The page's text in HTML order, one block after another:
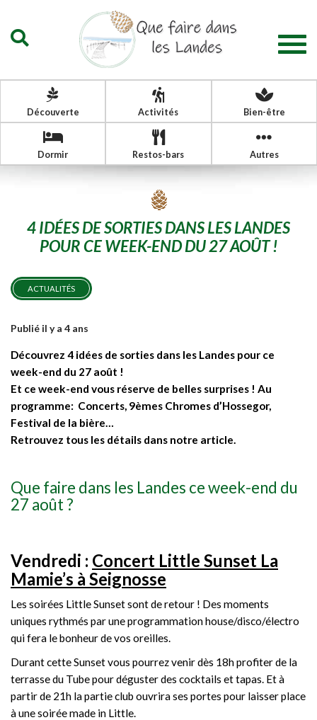
Découverte Activités Bien-être
Dormir Restos-bars Autres
4 IDÉES DE SORTIES DANS LES LANDES
POUR CE WEEK-END DU 27 AOÛT !
ACTUALITÉS
Publié il y a 4 ans
Découvrez 4 idées de sorties dans les Landes pour ce
week-end du 27 août !
Et ce week-end vous réserve de belles surprises ! Au
programme: Concerts, 9èmes Chromes d’Hossegor,
Festival de la bière…
Retrouvez tous les détails dans notre article.
Que faire dans les Landes ce week-end du
27 août ?
Vendredi : Concert Little Sunset La
Mamie’s à Seignosse
Les soirées Little Sunset sont de retour ! Des moments
uniques rythmés par une programmation house/disco/électro
qui fera le bonheur de vos oreilles.
Durant cette Sunset vous pourrez venir dès 18h profiter de la
terrasse du Tube pour déguster des cocktails et tapas. Et à
partir de 21h la partie club ouvrira ses portes pour laisser place
à une soirée made in Little.